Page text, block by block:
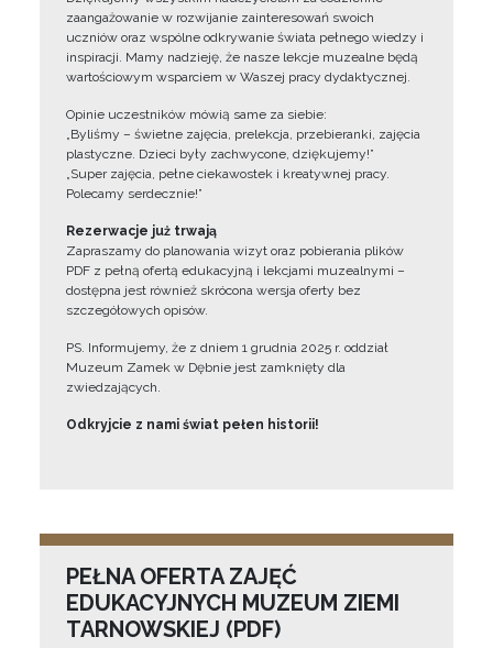
zaangażowanie w rozwijanie zainteresowań swoich
uczniów oraz wspólne odkrywanie świata pełnego wiedzy i
inspiracji. Mamy nadzieję, że nasze lekcje muzealne będą
wartościowym wsparciem w Waszej pracy dydaktycznej.
Opinie uczestników mówią same za siebie:
„Byliśmy – świetne zajęcia, prelekcja, przebieranki, zajęcia
plastyczne. Dzieci były zachwycone, dziękujemy!”
„Super zajęcia, pełne ciekawostek i kreatywnej pracy.
Polecamy serdecznie!”
Rezerwacje już trwają
Zapraszamy do planowania wizyt oraz pobierania plików
PDF z pełną ofertą edukacyjną i lekcjami muzealnymi –
dostępna jest również skrócona wersja oferty bez
szczegółowych opisów.
PS. Informujemy, że z dniem 1 grudnia 2025 r. oddział
Muzeum Zamek w Dębnie jest zamknięty dla
zwiedzających.
Odkryjcie z nami świat pełen historii!
PEŁNA OFERTA ZAJĘĆ
EDUKACYJNYCH MUZEUM ZIEMI
TARNOWSKIEJ (PDF)